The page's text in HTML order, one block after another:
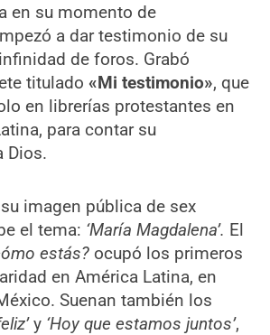
en su momento de
a dar testimonio de su
de foros. Grabó
titulado «Mi testimonio», que
en librerías protestantes en
para contar su
Dios.
imagen pública de sex
el tema: ‘María Magdalena’. El
estás? ocupó los primeros
en América Latina, en
Suenan también los
y ‘Hoy que estamos juntos’,